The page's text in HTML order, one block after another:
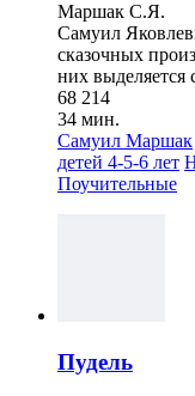
Маршак С.Я.
Самуил
сказочных
них выделяется
68 214
34 мин.
Самуил Маршак
детей 4-5-6 лет
Поучительные
Пудель